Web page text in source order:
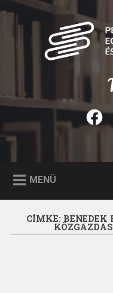
Tovább
tartalomhoz
Keresés
MENÜ
CÍMKE: BENEDEK